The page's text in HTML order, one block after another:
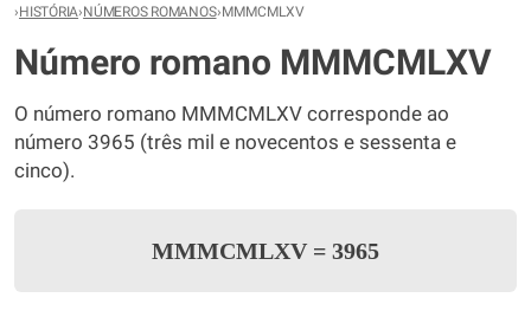
›HISTÓRIA›NÚMEROS ROMANOS›MMMCMLXV
Número romano MMMCMLXV
O número romano MMMCMLXV corresponde ao
número 3965 (três mil e novecentos e sessenta e
cinco).
MMMCMLXV = 3965